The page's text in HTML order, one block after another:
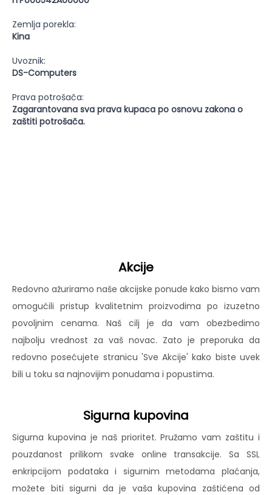
Zemlja porekla:
Kina
Uvoznik:
DS-Computers
Prava potrošača:
Zagarantovana sva prava kupaca po osnovu zakona o
zaštiti potrošača.
Akcije
Redovno ažuriramo naše akcijske ponude kako bismo vam
omogućili pristup kvalitetnim proizvodima po izuzetno
povoljnim cenama. Naš cilj je da vam obezbedimo
najbolju vrednost za vaš novac. Zato je preporuka da
redovno posećujete stranicu 'Sve Akcije' kako biste uvek
bili u toku sa najnovijim ponudama i popustima.
Sigurna kupovina
Sigurna kupovina je naš prioritet. Pružamo vam zaštitu i
pouzdanost prilikom svake online transakcije. Sa SSL
enkripcijom podataka i sigurnim metodama plaćanja,
možete biti sigurni da je vaša kupovina zaštićena od